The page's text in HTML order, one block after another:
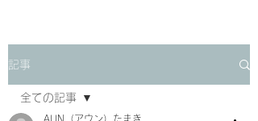
記事
全ての記事
AUN（アウン）たまき